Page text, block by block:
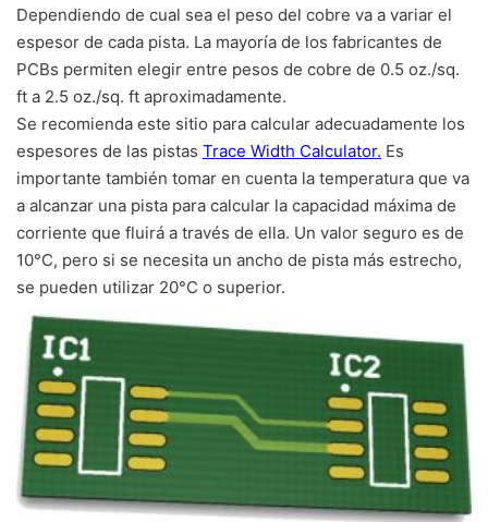
Dependiendo de cual sea el peso del cobre va a variar el
espesor de cada pista. La mayoría de los fabricantes de
PCBs permiten elegir entre pesos de cobre de 0.5 oz./sq.
ft a 2.5 oz./sq. ft aproximadamente.
Se recomienda este sitio para calcular adecuadamente los
espesores de las pistas Trace Width Calculator. Es
importante también tomar en cuenta la temperatura que va
a alcanzar una pista para calcular la capacidad máxima de
corriente que fluirá a través de ella. Un valor seguro es de
10°C, pero si se necesita un ancho de pista más estrecho,
se pueden utilizar 20°C o superior.